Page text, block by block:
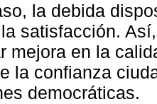
la debida
satisfacción.
mejora en la
la confianza
democráticas.